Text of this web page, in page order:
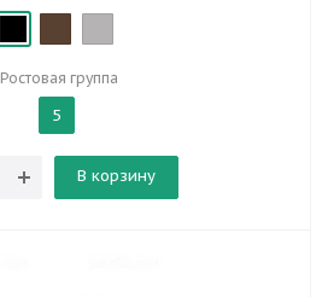
Ростовая группа
5
В корзину